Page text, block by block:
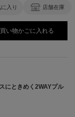
入り 店舗在庫
買い物かごに入れる
にときめく2WAYプル